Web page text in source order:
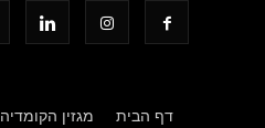
דף הבית מגזין הקומדיה